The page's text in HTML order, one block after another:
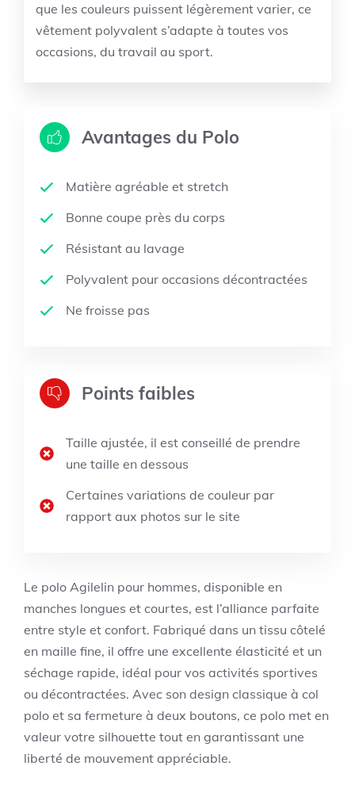
que les couleurs puissent légèrement varier, ce
vêtement polyvalent s’adapte à toutes vos
occasions, du travail au sport.
Avantages du Polo
Matière agréable et stretch
Bonne coupe près du corps
Résistant au lavage
Polyvalent pour occasions décontractées
Ne froisse pas
Points faibles
Taille ajustée, il est conseillé de prendre
une taille en dessous
Certaines variations de couleur par
rapport aux photos sur le site
Le polo Agilelin pour hommes, disponible en
manches longues et courtes, est l’alliance parfaite
entre style et confort. Fabriqué dans un tissu côtelé
en maille fine, il offre une excellente élasticité et un
séchage rapide, idéal pour vos activités sportives
ou décontractées. Avec son design classique à col
polo et sa fermeture à deux boutons, ce polo met en
valeur votre silhouette tout en garantissant une
liberté de mouvement appréciable.